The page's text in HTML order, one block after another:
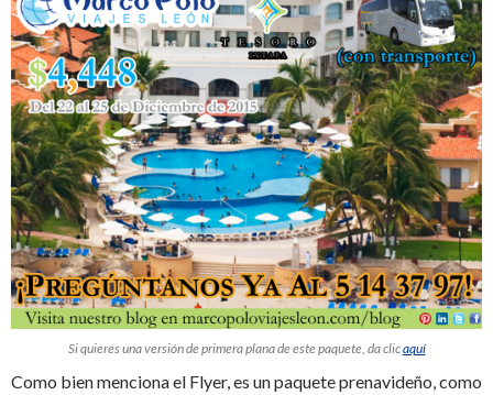
Si quieres una versión de primera plana de este paquete, da clicaquí
Como bien menciona el Flyer, es un paquete prenavideño, como